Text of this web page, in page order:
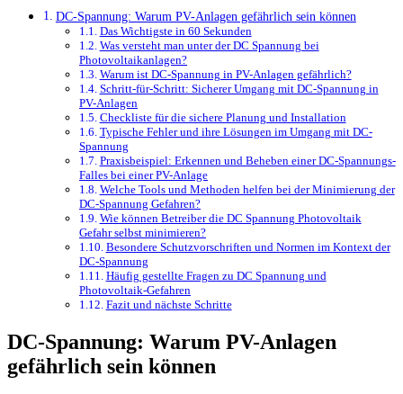
DC-Spannung: Warum PV-Anlagen gefährlich sein können
Das Wichtigste in 60 Sekunden
Was versteht man unter der DC Spannung bei
Photovoltaikanlagen?
Warum ist DC-Spannung in PV-Anlagen gefährlich?
Schritt-für-Schritt: Sicherer Umgang mit DC-Spannung in
PV-Anlagen
Checkliste für die sichere Planung und Installation
Typische Fehler und ihre Lösungen im Umgang mit DC-
Spannung
Praxisbeispiel: Erkennen und Beheben einer DC-Spannungs-
Falles bei einer PV-Anlage
Welche Tools und Methoden helfen bei der Minimierung der
DC-Spannung Gefahren?
Wie können Betreiber die DC Spannung Photovoltaik
Gefahr selbst minimieren?
Besondere Schutzvorschriften und Normen im Kontext der
DC-Spannung
Häufig gestellte Fragen zu DC Spannung und
Photovoltaik-Gefahren
Fazit und nächste Schritte
DC-Spannung: Warum PV-Anlagen
gefährlich sein können